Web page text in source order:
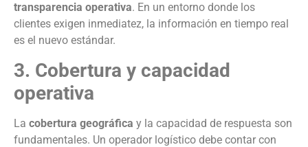
transparencia operativa. En un entorno donde los
clientes exigen inmediatez, la información en tiempo real
es el nuevo estándar.
3. Cobertura y capacidad
operativa
La cobertura geográfica y la capacidad de respuesta son
fundamentales. Un operador logístico debe contar con